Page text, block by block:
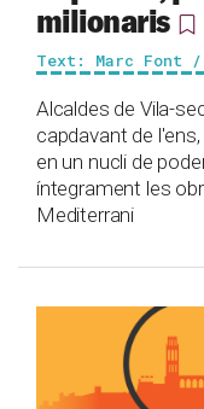
milionaris
Text: Marc Font
Alcaldes de Vila-
capdavant de
en un nucli de
íntegrament les
Mediterrani